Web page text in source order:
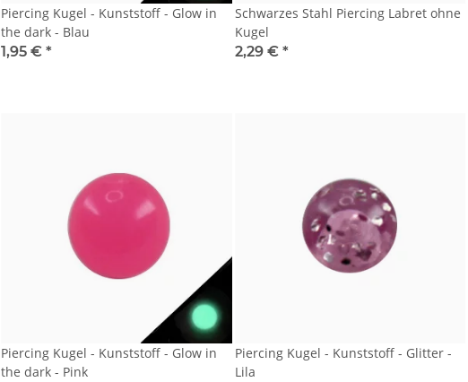
Piercing Kugel - Kunststoff - Glow in
the dark - Blau
1,95 €*
Schwarzes Stahl Piercing Labret ohne
Kugel
2,29 € *
Piercing Kugel - Kunststoff - Glow in
the dark - Pink
Piercing Kugel - Kunststoff - Glitter -
Lila